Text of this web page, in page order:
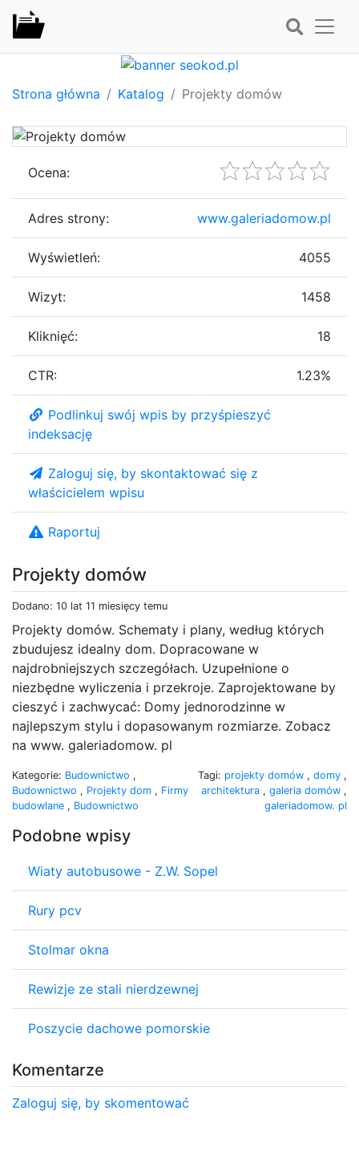
Strona główna Katalog Projekty domów
Projekty domów
Dodano: 10 lat 11 miesięcy temu
Projekty domów. Schematy i plany, według których
zbudujesz idealny dom. Dopracowane w
najdrobniejszych szczegółach. Uzupełnione o
niezbędne wyliczenia i przekroje. Zaprojektowane by
cieszyć i zachwycać: Domy jednorodzinne w
najlepszym stylu i dopasowanym rozmiarze. Zobacz
na www. galeriadomow. pl
Kategorie: Budownictwo ,
Budownictwo , Projekty dom , Firmy
budowlane , Budownictwo
Tagi: projekty domów , domy ,
architektura , galeria domów ,
galeriadomow. pl
Podobne wpisy
Wiaty autobusowe - Z.W. Sopel
Rury pcv
Stolmar okna
Rewizje ze stali nierdzewnej
Poszycie dachowe pomorskie
Komentarze
Zaloguj się, by skomentować
Ocena:
Adres strony: www.galeriadomow.pl
Wyświetleń: 4055
Wizyt: 1458
Kliknięć: 18
CTR: 1.23%
Podlinkuj swój wpis by przyśpieszyć
indeksację
Zaloguj się, by skontaktować się z
właścicielem wpisu
Raportuj